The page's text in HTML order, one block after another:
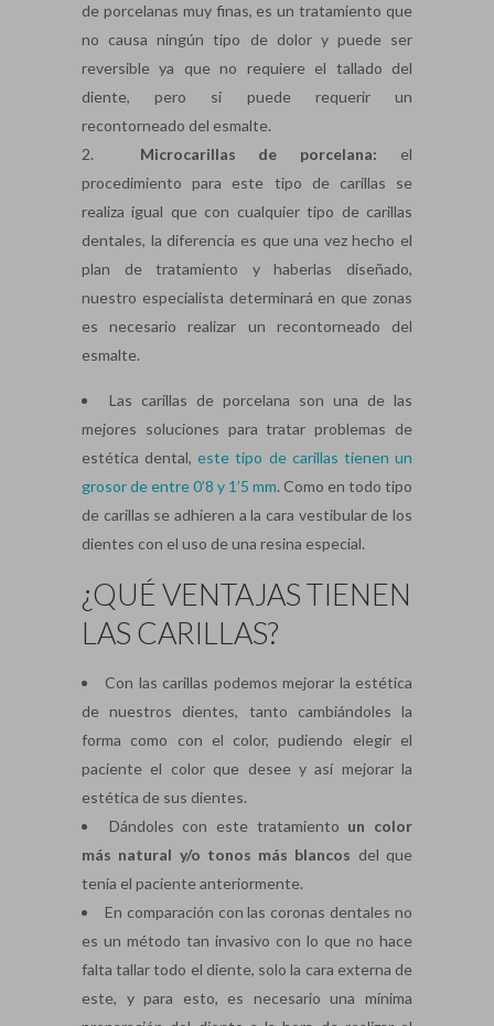
de porcelanas muy finas, es un tratamiento que
no causa ningún tipo de dolor y puede ser
reversible ya que no requiere el tallado del
diente, pero si puede requerir un
recontorneado del esmalte.
Microcarillas de porcelana: el
procedimiento para este tipo de carillas se
realiza igual que con cualquier tipo de carillas
dentales, la diferencia es que una vez hecho el
plan de tratamiento y haberlas diseñado,
nuestro especialista determinará en que zonas
es necesario realizar un recontorneado del
esmalte.
Las carillas de porcelana son una de las
mejores soluciones para tratar problemas de
estética dental,este tipo de carillas tienen un
grosor de entre 0’8 y 1’5 mm. Como en todo tipo
de carillas se adhieren a la cara vestibular de los
dientes con el uso de una resina especial.
¿QUÉ VENTAJAS TIENEN
LAS CARILLAS?
Con las carillas podemos mejorar la estética
de nuestros dientes, tanto cambiándoles la
forma como con el color, pudiendo elegir el
paciente el color que desee y así mejorar la
estética de sus dientes.
Dándoles con este tratamiento un color
más natural y/o tonos más blancos del que
tenía el paciente anteriormente.
En comparación con las coronas dentales no
es un método tan invasivo con lo que no hace
falta tallar todo el diente, solo la cara externa de
este, y para esto, es necesario una mínima